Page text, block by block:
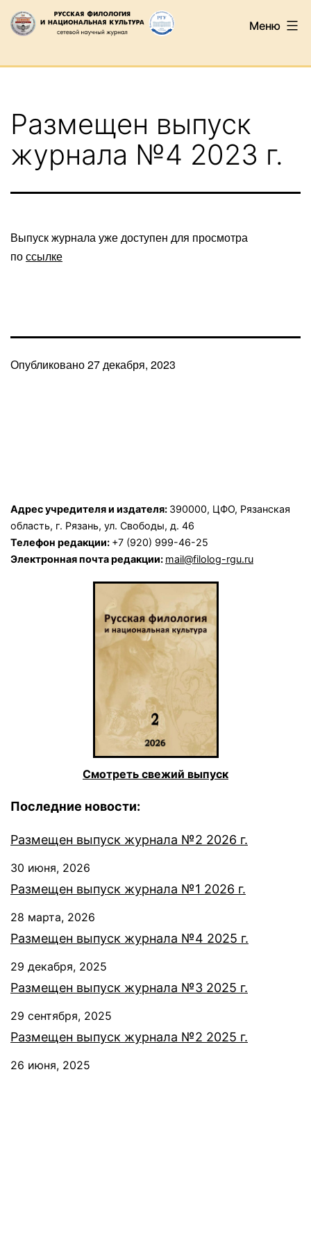
Перейти
национальная
культура
Меню
Размещен выпуск
журнала №4 2023 г.
Выпуск журнала уже доступен для просмотра
поссылке
Опубликовано27 декабря, 2023
Адрес учредителя и издателя: 390000, ЦФО, Рязанская
область, г. Рязань, ул. Свободы, д. 46
Телефон редакции: +7 (920) 999-46-25
Электронная почта редакции: mail@filolog-rgu.ru
Смотреть свежий выпуск
Последние новости:
Размещен выпуск журнала №2 2026 г.
30 июня, 2026
Размещен выпуск журнала №1 2026 г.
28 марта, 2026
Размещен выпуск журнала №4 2025 г.
29 декабря, 2025
Размещен выпуск журнала №3 2025 г.
29 сентября, 2025
Размещен выпуск журнала №2 2025 г.
26 июня, 2025